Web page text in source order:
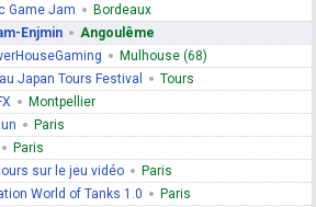
Game Jam Bordeaux
Enjmin Angoulême
Mulhouse (68)
Japan Tours Festival Tours
Montpellier
Paris
Paris
sur le jeu vidéo Paris
World of Tanks 1.0 Paris